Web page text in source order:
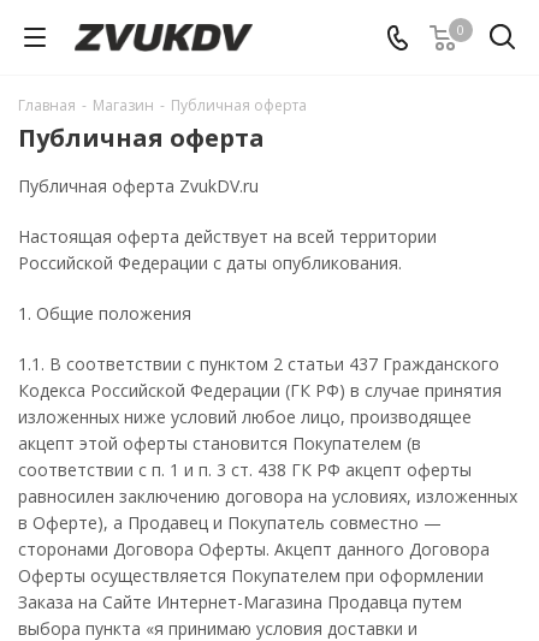
0
Главная - Магазин - Публичная оферта
Публичная оферта
Публичная оферта ZvukDV.ru
Настоящая оферта действует на всей территории
Российской Федерации с даты опубликования.
1. Общие положения
1.1. В соответствии с пунктом 2 статьи 437 Гражданского
Кодекса Российской Федерации (ГК РФ) в случае принятия
изложенных ниже условий любое лицо, производящее
акцепт этой оферты становится Покупателем (в
соответствии с п. 1 и п. 3 ст. 438 ГК РФ акцепт оферты
равносилен заключению договора на условиях, изложенных
в Оферте), а Продавец и Покупатель совместно —
сторонами Договора Оферты. Акцепт данного Договора
Оферты осуществляется Покупателем при оформлении
Заказа на Сайте Интернет-Магазина Продавца путем
выбора пункта «я принимаю условия доставки и